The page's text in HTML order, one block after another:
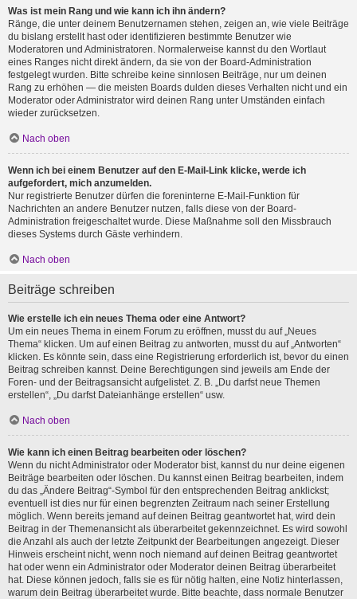
Was ist mein Rang und wie kann ich ihn ändern?
Ränge, die unter deinem Benutzernamen stehen, zeigen an, wie viele Beiträge
du bislang erstellt hast oder identifizieren bestimmte Benutzer wie
Moderatoren und Administratoren. Normalerweise kannst du den Wortlaut
eines Ranges nicht direkt ändern, da sie von der Board-Administration
festgelegt wurden. Bitte schreibe keine sinnlosen Beiträge, nur um deinen
Rang zu erhöhen — die meisten Boards dulden dieses Verhalten nicht und ein
Moderator oder Administrator wird deinen Rang unter Umständen einfach
wieder zurücksetzen.
Nach oben
Wenn ich bei einem Benutzer auf den E-Mail-Link klicke, werde ich
aufgefordert, mich anzumelden.
Nur registrierte Benutzer dürfen die foreninterne E-Mail-Funktion für
Nachrichten an andere Benutzer nutzen, falls diese von der Board-
Administration freigeschaltet wurde. Diese Maßnahme soll den Missbrauch
dieses Systems durch Gäste verhindern.
Nach oben
Beiträge schreiben
Wie erstelle ich ein neues Thema oder eine Antwort?
Um ein neues Thema in einem Forum zu eröffnen, musst du auf „Neues
Thema“ klicken. Um auf einen Beitrag zu antworten, musst du auf „Antworten“
klicken. Es könnte sein, dass eine Registrierung erforderlich ist, bevor du einen
Beitrag schreiben kannst. Deine Berechtigungen sind jeweils am Ende der
Foren- und der Beitragsansicht aufgelistet. Z. B. „Du darfst neue Themen
erstellen“, „Du darfst Dateianhänge erstellen“ usw.
Nach oben
Wie kann ich einen Beitrag bearbeiten oder löschen?
Wenn du nicht Administrator oder Moderator bist, kannst du nur deine eigenen
Beiträge bearbeiten oder löschen. Du kannst einen Beitrag bearbeiten, indem
du das „Ändere Beitrag“-Symbol für den entsprechenden Beitrag anklickst;
eventuell ist dies nur für einen begrenzten Zeitraum nach seiner Erstellung
möglich. Wenn bereits jemand auf deinen Beitrag geantwortet hat, wird dein
Beitrag in der Themenansicht als überarbeitet gekennzeichnet. Es wird sowohl
die Anzahl als auch der letzte Zeitpunkt der Bearbeitungen angezeigt. Dieser
Hinweis erscheint nicht, wenn noch niemand auf deinen Beitrag geantwortet
hat oder wenn ein Administrator oder Moderator deinen Beitrag überarbeitet
hat. Diese können jedoch, falls sie es für nötig halten, eine Notiz hinterlassen,
warum dein Beitrag überarbeitet wurde. Bitte beachte, dass normale Benutzer